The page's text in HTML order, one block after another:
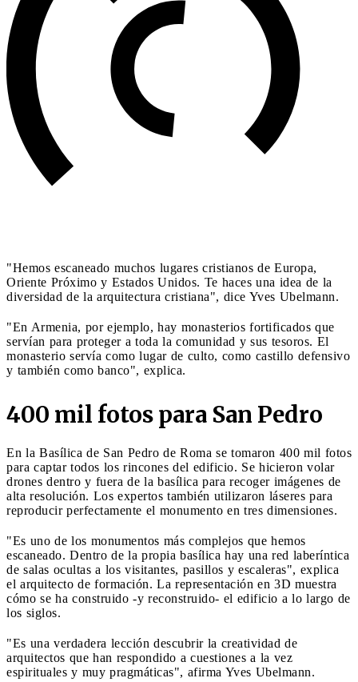
"Hemos escaneado muchos lugares cristianos de Europa,
Oriente Próximo y Estados Unidos. Te haces una idea de la
diversidad de la arquitectura cristiana", dice Yves Ubelmann.
"En Armenia, por ejemplo, hay monasterios fortificados que
servían para proteger a toda la comunidad y sus tesoros. El
monasterio servía como lugar de culto, como castillo defensivo
y también como banco", explica.
400 mil fotos para San Pedro
En la Basílica de San Pedro de Roma se tomaron 400 mil fotos
para captar todos los rincones del edificio. Se hicieron volar
drones dentro y fuera de la basílica para recoger imágenes de
alta resolución. Los expertos también utilizaron láseres para
reproducir perfectamente el monumento en tres dimensiones.
"Es uno de los monumentos más complejos que hemos
escaneado. Dentro de la propia basílica hay una red laberíntica
de salas ocultas a los visitantes, pasillos y escaleras", explica
el arquitecto de formación. La representación en 3D muestra
cómo se ha construido -y reconstruido- el edificio a lo largo de
los siglos.
"Es una verdadera lección descubrir la creatividad de
arquitectos que han respondido a cuestiones a la vez
espirituales y muy pragmáticas", afirma Yves Ubelmann.